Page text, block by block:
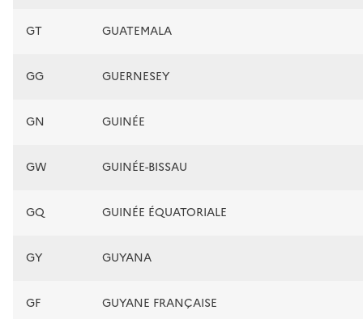
GT GUATEMALA
GG GUERNESEY
GN GUINÉE
GW GUINÉE-BISSAU
GQ GUINÉE ÉQUATORIALE
GY GUYANA
GF GUYANE FRANÇAISE